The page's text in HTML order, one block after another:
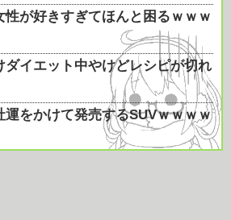
性が好きすぎてほんと困るｗｗｗ
ダイエット中やけどレシピが切れ
運をかけて発売するSUVｗｗｗｗ